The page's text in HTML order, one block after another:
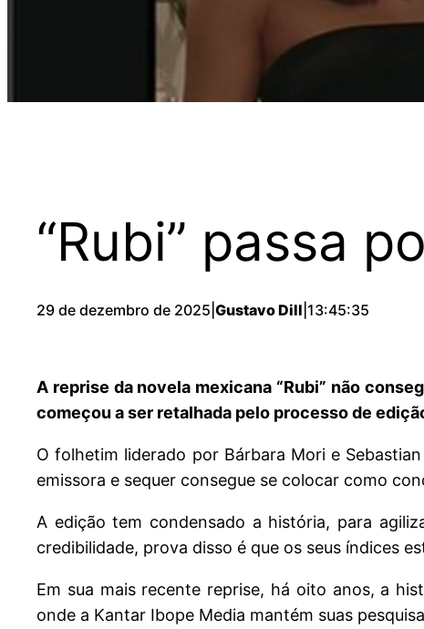
“Rubi” passa
29 de dezembro de 2025 Gustavo Dill 13:45:35
A reprise da novela mexicana “Rubi” não
começou a ser retalhada pelo processo de
O folhetim liderado por Bárbara Mori e
emissora e sequer consegue se colocar como
A edição tem condensado a história, para
credibilidade, prova disso é que os seus índices
Em sua mais recente reprise, há oito anos, a
onde a Kantar Ibope Media mantém suas